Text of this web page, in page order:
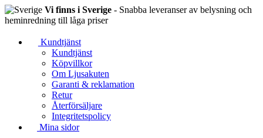
Vi finns i Sverige - Snabba leveranser av belysning och
heminredning till låga priser
Kundtjänst
Kundtjänst
Köpvillkor
Om Ljusakuten
Garanti & reklamation
Retur
Återförsäljare
Integritetspolicy
Mina sidor